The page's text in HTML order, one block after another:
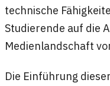
technische
Studierende auf die
Medienlandschaft
Die Einführung